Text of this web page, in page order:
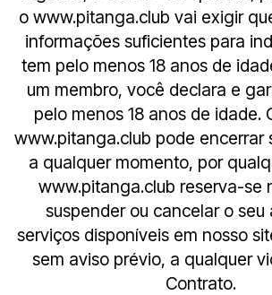
o www.pitanga.club vai exigir
informações suficientes para
tem pelo menos 18 anos de
um membro, você declara e
pelo menos 18 anos de idade.
www.pitanga.club pode encerrar
a qualquer momento, por
www.pitanga.club reserva-se
suspender ou cancelar o seu
serviços disponíveis em nosso
sem aviso prévio, a qualquer
Contrato.